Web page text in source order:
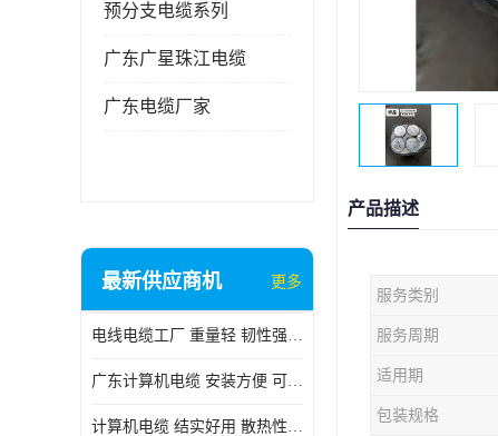
预分支电缆系列
广东广星珠江电缆
广东电缆厂家
最新供应商机 更多
电线电缆工厂 重量轻 韧性强 体积小 连接简单
广东计算机电缆 安装方便 可随意弯曲折叠
计算机电缆 结实好用 散热性良好
产品描述
服务类别
服务周期
适用期
包装规格